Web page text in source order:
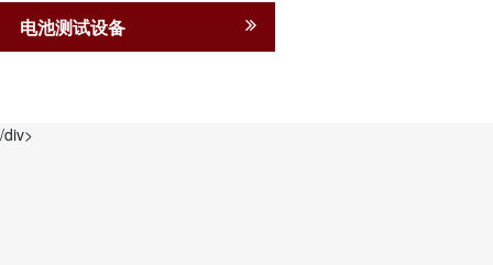
电池测试设备
/div>